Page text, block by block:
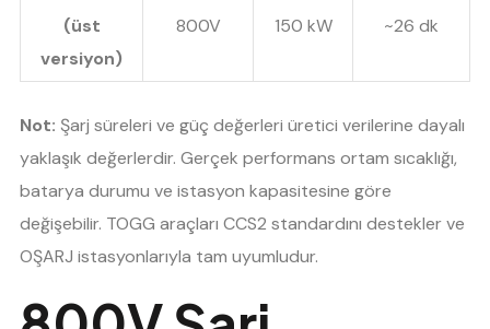
(üst
versiyon)
800V 150 kW ~26 dk
Not: Şarj süreleri ve güç değerleri üretici verilerine dayalı
yaklaşık değerlerdir. Gerçek performans ortam sıcaklığı,
batarya durumu ve istasyon kapasitesine göre
değişebilir. TOGG araçları CCS2 standardını destekler ve
OŞARJ istasyonlarıyla tam uyumludur.